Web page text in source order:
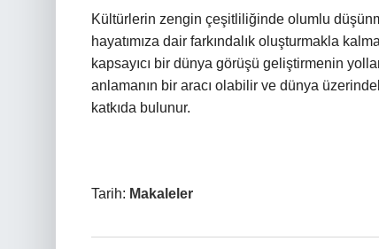
Kültürlerin zengin çeşitliliğinde olumlu
hayatımıza dair farkındalık oluşturmakla
kapsayıcı bir dünya görüşü geliştirmenin
anlamanın bir aracı olabilir ve dünya
katkıda bulunur.
Tarih: Makaleler